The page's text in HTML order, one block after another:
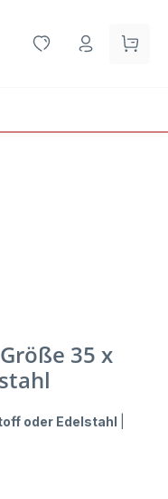
35 x
oder Edelstahl